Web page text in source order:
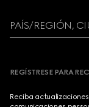
PAÍS/REGIÓN,
REGÍSTRESE PARA
Reciba